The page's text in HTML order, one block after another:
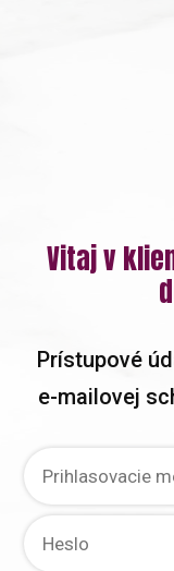
Vitaj v
Prístupové
e-mailovej